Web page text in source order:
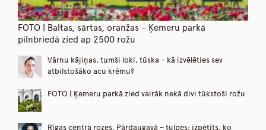
FOTO | Baltas, sārtas, oranžas – Ķemeru parkā
pilnbriedā zied ap 2500 rožu
Vārnu kājiņas, tumši loki, tūska – kā izvēlēties sev
atbilstošāko acu krēmu?
FOTO | Ķemeru parkā zied vairāk nekā divi tūkstoši rožu
Rīgas centrā rozes, Pārdaugavā – tulpes; izpētīts, ko